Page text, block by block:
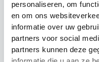
personaliseren, om
en om ons
informatie over uw
partners voor social
partners kunnen deze
kun je ze gemakkelijk
je ook bent.
Wil jij óók warme
handwarmers.